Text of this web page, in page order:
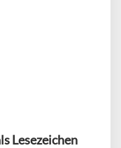
Lesezeichen